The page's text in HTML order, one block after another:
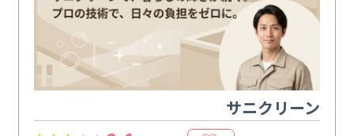
サニクリーン